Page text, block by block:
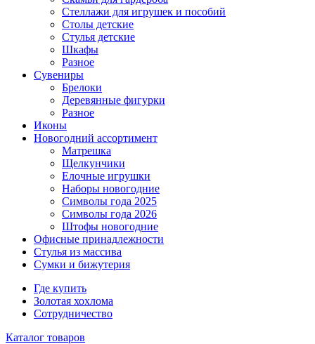
Стеллажи для игрушек и пособий
Столы детские
Стулья детские
Шкафы
Разное
Сувениры
Брелоки
Деревянные фигурки
Разное
Иконы
Новогодний ассортимент
Матрешка
Щелкунчики
Елочные игрушки
Наборы новогодние
Символы года 2025
Символы года 2026
Штофы новогодние
Офисные принадлежности
Стулья из массива
Сумки и бижутерия
Где купить
Золотая хохлома
Сотрудничество
Каталог товаров